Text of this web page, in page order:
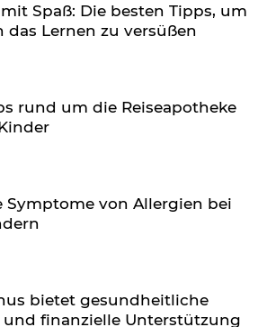
Spaß: Die besten Tipps, um
das Lernen zu versüßen
rund um die Reiseapotheke
Symptome von Allergien bei
bietet gesundheitliche
und finanzielle Unterstützung